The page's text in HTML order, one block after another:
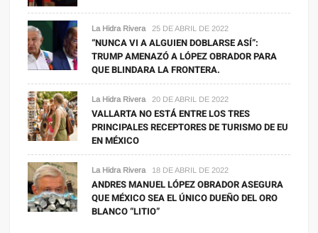
La Hidra Rivera 25 DE ABRIL DE 2022
“NUNCA VI A ALGUIEN DOBLARSE ASÍ”:
TRUMP AMENAZÓ A LÓPEZ OBRADOR PARA
QUE BLINDARA LA FRONTERA.
La Hidra Rivera 20 DE ABRIL DE 2022
VALLARTA NO ESTÁ ENTRE LOS TRES
PRINCIPALES RECEPTORES DE TURISMO DE EU
EN MÉXICO
La Hidra Rivera 18 DE ABRIL DE 2022
ANDRES MANUEL LÓPEZ OBRADOR ASEGURA
QUE MÉXICO SEA EL ÚNICO DUEÑO DEL ORO
BLANCO “LITIO”